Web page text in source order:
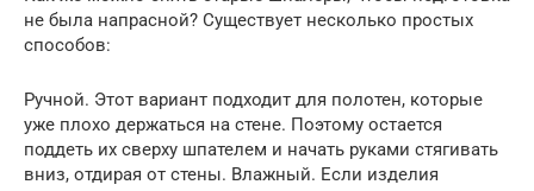
не была напрасной? Существует несколько простых
способов:
Ручной. Этот вариант подходит для полотен, которые
уже плохо держаться на стене. Поэтому остается
поддеть их сверху шпателем и начать руками стягивать
вниз, отдирая от стены. Влажный. Если изделия